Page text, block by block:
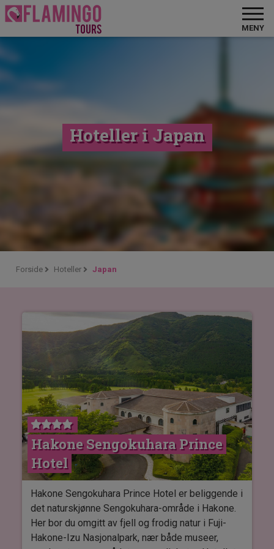
MENY
Hoteller i Japan
Forside Hoteller Japan
Hakone Sengokuhara Prince
Hotel
Hakone Sengokuhara Prince Hotel er beliggende i
det naturskjønne Sengokuhara-område i Hakone.
Her bor du omgitt av fjell og frodig natur i Fuji-
Hakone-Izu Nasjonalpark, nær både museer,